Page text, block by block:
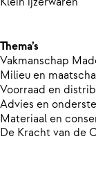
Thema’s
Vakmanschap
Milieu en
Voorraad en
Advies en
Materiaal en
De Kracht van de